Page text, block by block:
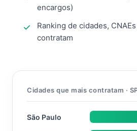
encargos)
Ranking de cidades,
contratam
Cidades que mais contratam ·
São Paulo